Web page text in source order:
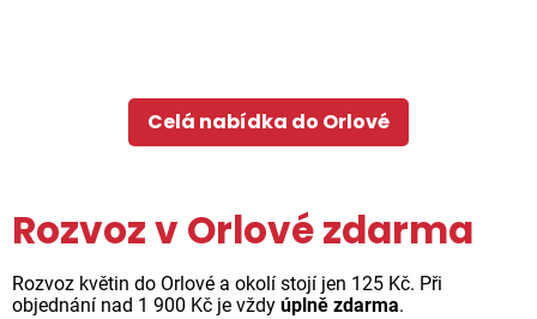
Celá nabídka do Orlové
Rozvoz v Orlové zdarma
Rozvoz květin do Orlové a okolí stojí jen 125 Kč. Při
objednání nad 1 900 Kč je vždy úplně zdarma.